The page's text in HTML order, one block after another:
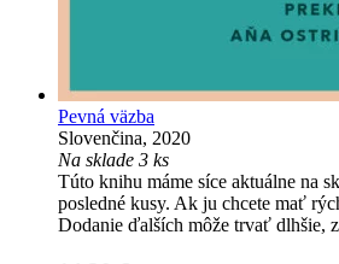
Pevná väzba
Slovenčina, 2020
Na sklade 3 ks
Túto knihu máme síce aktuálne na
posledné kusy. Ak ju chcete mať
Dodanie ďalších môže trvať dlhšie,